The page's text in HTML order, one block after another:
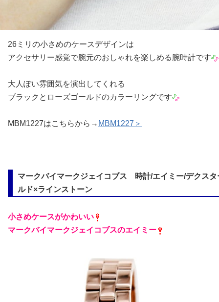
26ミリの小さめのケースデザインは
アクセサリー感覚で腕元のおしゃれを楽しめる腕時計です
大人ぽい雰囲気を演出してくれる
ブラックとローズゴールドのカラーリングです
MBM1227はこちらから→ MBM1227＞
マークバイマークジェイコブス 時計/エイミー/デクス
ルド×ラインストーン
小さめケースがかわいい
マークバイマークジェイコブスのエイミー